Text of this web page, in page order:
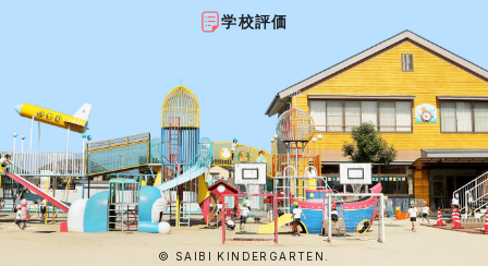
学校評価
© SAIBI KINDERGARTEN.